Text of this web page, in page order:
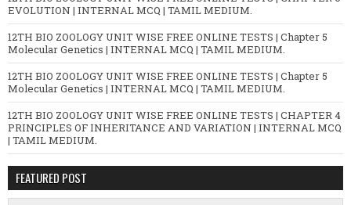
EVOLUTION | INTERNAL MCQ | TAMIL MEDIUM.
12TH BIO ZOOLOGY UNIT WISE FREE ONLINE TESTS | Chapter 5
Molecular Genetics | INTERNAL MCQ | TAMIL MEDIUM.
12TH BIO ZOOLOGY UNIT WISE FREE ONLINE TESTS | Chapter 5
Molecular Genetics | INTERNAL MCQ | TAMIL MEDIUM.
12TH BIO ZOOLOGY UNIT WISE FREE ONLINE TESTS | CHAPTER 4
PRINCIPLES OF INHERITANCE AND VARIATION | INTERNAL MCQ
| TAMIL MEDIUM.
FEATURED POST